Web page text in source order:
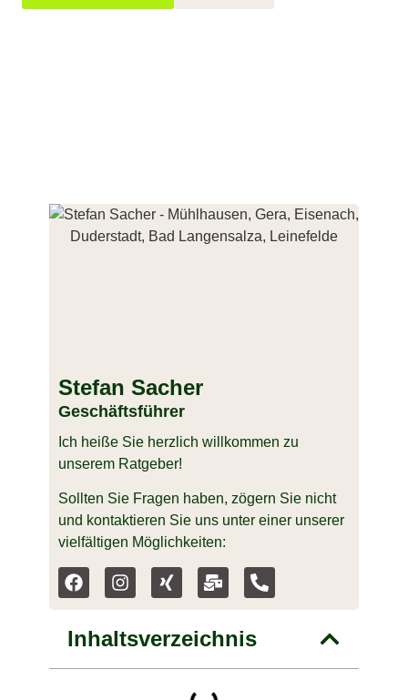
Inhaltsverzeichnis
Stefan Sacher
Geschäftsführer
Ich heiße Sie herzlich willkommen zu
unserem Ratgeber!
Sollten Sie Fragen haben, zögern Sie nicht
und kontaktieren Sie uns unter einer unserer
vielfältigen Möglichkeiten: